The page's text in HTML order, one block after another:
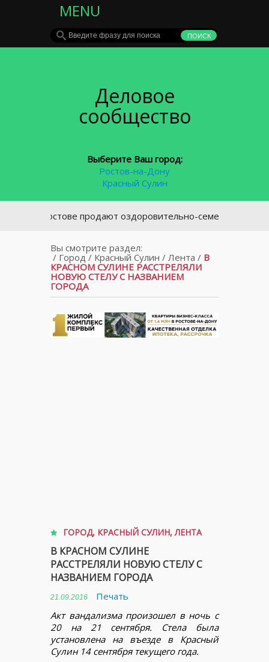
MENU
Деловое
сообщество
Выберите Ваш город:
Ростов-на-Дону
Красный Сулин
В Ростове продают оздоровительно-семейный ТЦ за 80
Вы смотрите раздел:
/ Город/ Красный Сулин / Лента / В
КРАСНОМ СУЛИНЕ РАССТРЕЛЯЛИ
НОВУЮ СТЕЛУ С НАЗВАНИЕМ
ГОРОДА
ГОРОД, КРАСНЫЙ СУЛИН,ЛЕНТА
В КРАСНОМ СУЛИНЕ
РАССТРЕЛЯЛИ НОВУЮ СТЕЛУ С
НАЗВАНИЕМ ГОРОДА
21.09.2016
Печать
Акт вандализма произошел в ночь с
20 на 21 сентября. Стела была
установлена на въезде в Красный
Сулин 14 сентября текущего года.